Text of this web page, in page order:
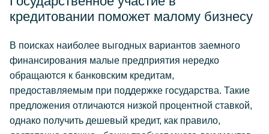
кредитовании поможет малому бизнесу
В поисках наиболее выгодных вариантов заемного
финансирования малые предприятия нередко
обращаются к банковским кредитам,
предоставляемым при поддержке государства. Такие
предложения отличаются низкой процентной ставкой,
однако получить дешевый кредит, как правило,